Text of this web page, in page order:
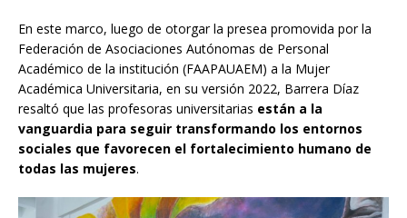
En este marco, luego de otorgar la presea promovida por la
Federación de Asociaciones Autónomas de Personal
Académico de la institución (FAAPAUAEM) a la Mujer
Académica Universitaria, en su versión 2022, Barrera Díaz
resaltó que las profesoras universitarias están a la
vanguardia para seguir transformando los entornos
sociales que favorecen el fortalecimiento humano de
todas las mujeres.